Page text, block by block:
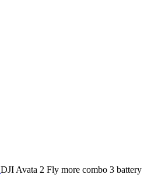
DJI Avata 2 Fly more combo 3 battery